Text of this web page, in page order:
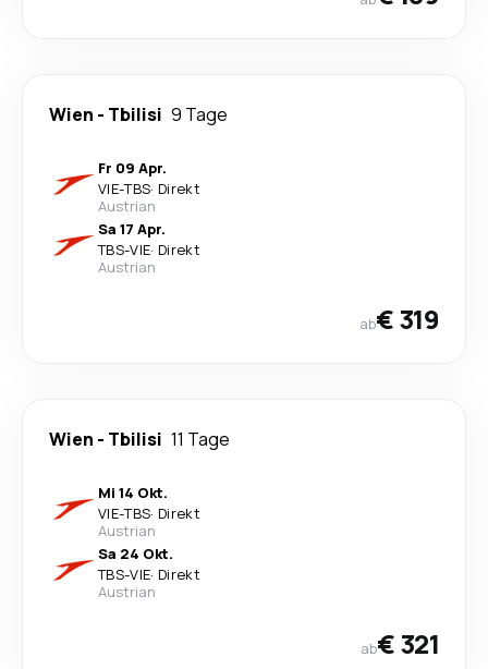
Wien - Tbilisi 9 Tage
Fr 09 Apr.
VIE-TBS· Direkt
Austrian
Sa 17 Apr.
TBS-VIE· Direkt
Austrian
ab€ 319
Wien - Tbilisi 11 Tage
Mi 14 Okt.
VIE-TBS· Direkt
Austrian
Sa 24 Okt.
TBS-VIE· Direkt
Austrian
ab€ 321